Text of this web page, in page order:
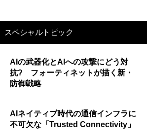
スペシャルトピック
AIの武器化とAIへの攻撃にどう対
抗? フォーティネットが描く新・
防御戦略
AIネイティブ時代の通信インフラに
不可欠な「Trusted Connectivity」